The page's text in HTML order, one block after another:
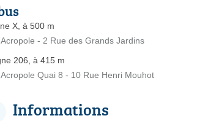
X, à 500 m
- 2 Rue des Grands Jardins
206, à 415 m
Quai 8 - 10 Rue Henri Mouhot
Informations